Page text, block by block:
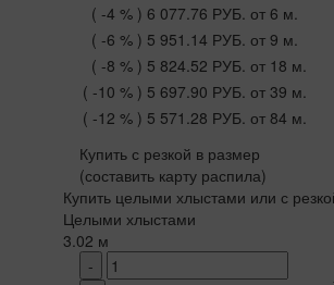
( -4 % ) 6 077.76 РУБ. от 6 м.
( -6 % ) 5 951.14 РУБ. от 9 м.
( -8 % ) 5 824.52 РУБ. от 18 м.
( -10 % ) 5 697.90 РУБ. от 39 м.
( -12 % ) 5 571.28 РУБ. от 84 м.
Купить с резкой в размер
(составить карту распила)
Купить целыми хлыстами или с
Целыми хлыстами
3.02 м
-